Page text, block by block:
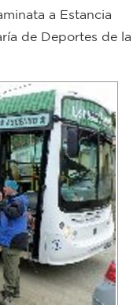
a Estancia
de Deportes de la